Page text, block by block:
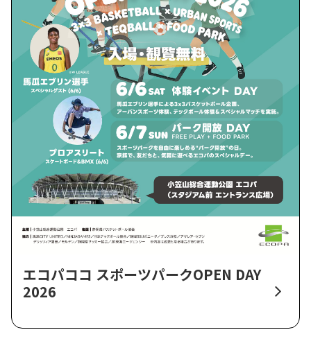
エコパココ スポーツパークOPEN DAY
2026